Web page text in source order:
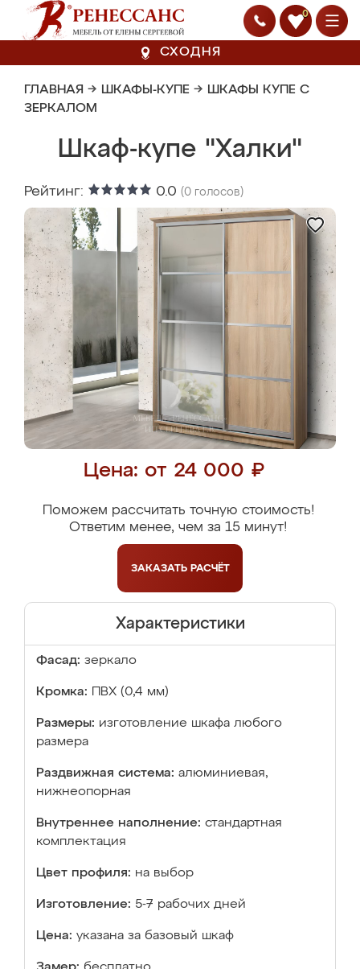
0
СХОДНЯ
ГЛАВНАЯ → ШКАФЫ-КУПЕ → ШКАФЫ КУПЕ С
ЗЕРКАЛОМ
Шкаф-купе "Халки"
Рейтинг: 0.0 (0 голосов)
Цена: от 24 000 ₽
Поможем рассчитать точную стоимость!
Ответим менее, чем за 15 минут!
ЗАКАЗАТЬ РАСЧЁТ
Характеристики
Фасад: зеркало
Кромка: ПВХ (0,4 мм)
Размеры: изготовление шкафа любого
размера
Раздвижная система: алюминиевая,
нижнеопорная
Внутреннее наполнение: стандартная
комплектация
Цвет профиля: на выбор
Изготовление: 5-7 рабочих дней
Цена: указана за базовый шкаф